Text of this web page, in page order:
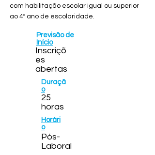
com habilitação escolar igual ou superior
ao 4º ano de escolaridade.
Previsão de
Início
Inscriçõ
es
abertas
Duraçã
o
25
horas
Horári
o
Pós-
Laboral